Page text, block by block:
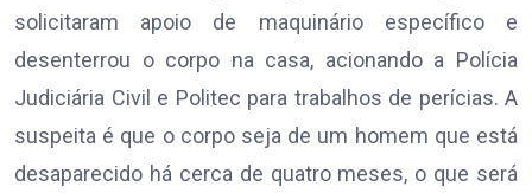
solicitaram apoio de maquinário específico e
desenterrou o corpo na casa, acionando a Polícia
Judiciária Civil e Politec para trabalhos de perícias. A
suspeita é que o corpo seja de um homem que está
desaparecido há cerca de quatro meses, o que será